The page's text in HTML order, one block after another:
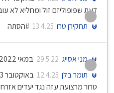
דעת שפופוליזם זול ומחליא לא
תחקירן טרו 13.4.25 #הסתה
מני אסייג 29.5.22 במאי 2022: "חמאס מנוולים, חכו שתהיה פה ממשלה ימנית, תתאפקו"
תומר בלן 12.4.25
טרור מרצועת עזה נגד יעדים